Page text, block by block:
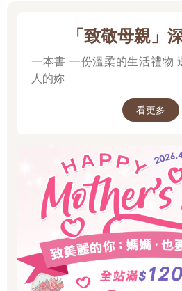
之類的。自從她第一次看到一部關於
說，一趟家庭度假冒險。可是現在他
「布魯克林不是曼哈頓，卡絲碧雅。
多了。」在聽到爸爸整個夏天都要在
的消息後，媽媽至少六次向她保證這一
安靜多了？爸爸租的Airbnb在一條人
而這一切都要怪爸爸那個笨手笨腳的
上，現在才會需要爸爸到工地幫忙！
絲碧雅邊想邊把艾莉給的奇怪手環塞
「到了！」爸爸終於用房東太太寄給
開公寓大門。「很漂亮，不是嗎？」
花朵圖案的壁紙，繡花靠墊，甚至地
看起來就像蘿麗莎奶奶的房子，她總
的時候是位嬉皮。雖然那已經是幾百
「致敬母親」
一本書 一份溫柔的生活禮物
人的妳
看更多